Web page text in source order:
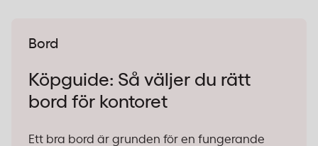
Bord
Köpguide: Så väljer du rätt
bord för kontoret
Ett bra bord är grunden för en fungerande